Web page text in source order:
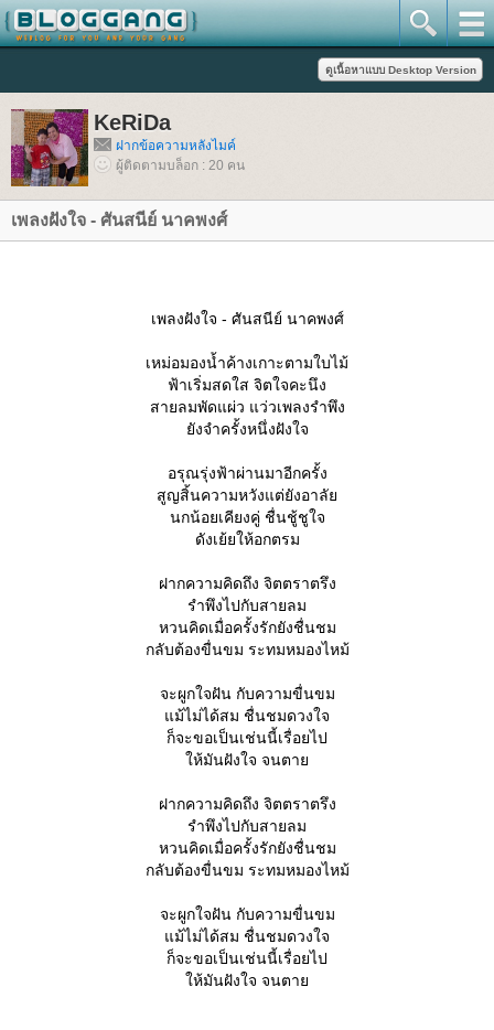
KeRiDa
ฝากข้อความหลังไมค์
ผู้ติดตามบล็อก : 20 คน
เพลงฝังใจ - ศันสนีย์ นาคพงศ์
เพลงฝังใจ - ศันสนีย์ นาคพงศ์
เหม่อมองน้ำค้างเกาะตามใบไม้
ฟ้าเริ่มสดใส จิตใจคะนึง
สายลมพัดแผ่ว แว่วเพลงรำพึง
ังจำครั้งหนึ่งฝังใจ
อรุณรุ่งฟ้าผ่านมาอีกครั้ง
สูญสิ้นความหวังแต่ยังอาลั
นกน้อยเคียงคู่ ชื่นชู้ชูใจ
ดังเย้ยให้อกตรม
ฝากความคิดถึง จิตตราตรึง
รำพึงไปกับสายลม
หวนคิดเมื่อครั้งรักยังชื่นชม
กลับต้องขื่นขม ระทมหมองไหม้
จะผูกใจฝัน กับความขื่นขม
ม้ไม่ได้สม ชื่นชมดวงใจ
ก็จะขอเป็นเช่นนี้เรื่อยไป
ห้มันฝังใจ จนตา
ฝากความคิดถึง จิตตราตรึง
รำพึงไปกับสายลม
หวนคิดเมื่อครั้งรักยังชื่นชม
กลับต้องขื่นขม ระทมหมองไหม้
จะผูกใจฝัน กับความขื่นขม
ม้ไม่ได้สม ชื่นชมดวงใจ
ก็จะขอเป็นเช่นนี้เรื่อยไป
ห้มันฝังใจ จนตา